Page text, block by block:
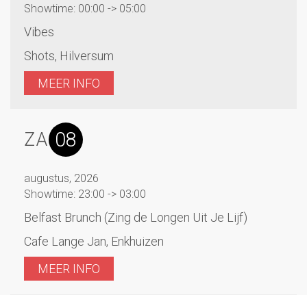
Showtime: 00:00 -> 05:00
Vibes
Shots, Hilversum
MEER INFO
ZA 08
augustus, 2026
Showtime: 23:00 -> 03:00
Belfast Brunch (Zing de Longen Uit Je Lijf)
Cafe Lange Jan, Enkhuizen
MEER INFO